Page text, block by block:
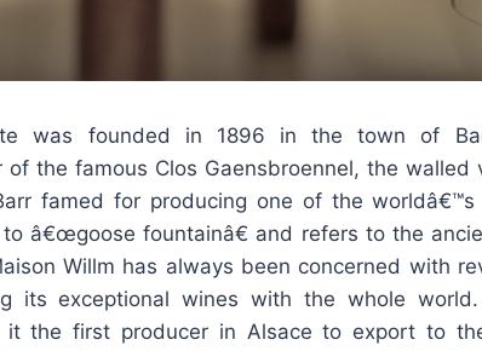
was founded in 1896 in the town of
of the famous Clos Gaensbroennel, the walled
famed for producing one of the worldâ€™s
â€œgoose fountainâ€ and refers to the
Willm has always been concerned with
its exceptional wines with the whole
it the first producer in Alsace to export to